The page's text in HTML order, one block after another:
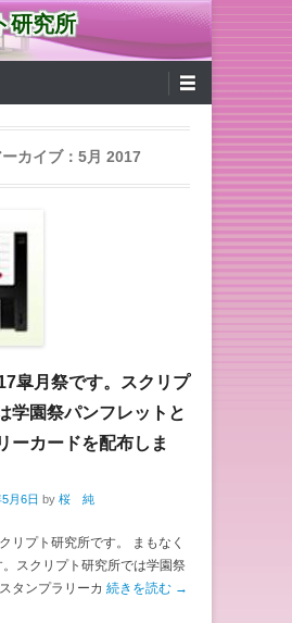
研究所
カイブ： 5月 2017
皐月祭です。スクリプ
学園祭パンフレットと
ーカードを配布しま
月6日 by 桜 純
リプト研究所です。 まもなく
スクリプト研究所では学園祭
タンプラリーカ 続きを読む →